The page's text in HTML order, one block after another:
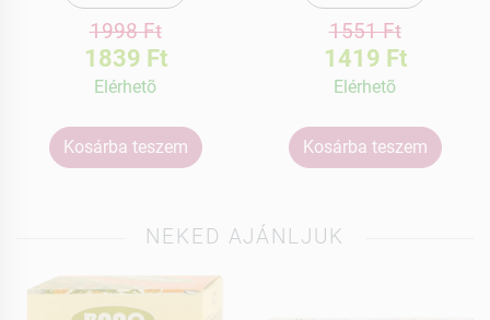
1998 Ft
1839 Ft
Elérhetõ
Kosárba teszem
1551 Ft
1419 Ft
Elérhetõ
Kosárba teszem
NEKED AJÁNLJUK